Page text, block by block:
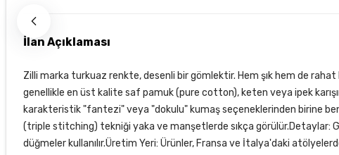
İlan Açıklaması
Zilli marka turkuaz renkte, desenli bir gömlektir. Hem şık hem de
genellikle en üst kalite saf pamuk (pure cotton), keten veya ipek
karakteristik "fantezi" veya "dokulu" kumaş seçeneklerinden birine
(triple stitching) tekniği yaka ve manşetlerde sıkça
düğmeler kullanılır.Üretim Yeri: Ürünler, Fransa ve İtalya'daki